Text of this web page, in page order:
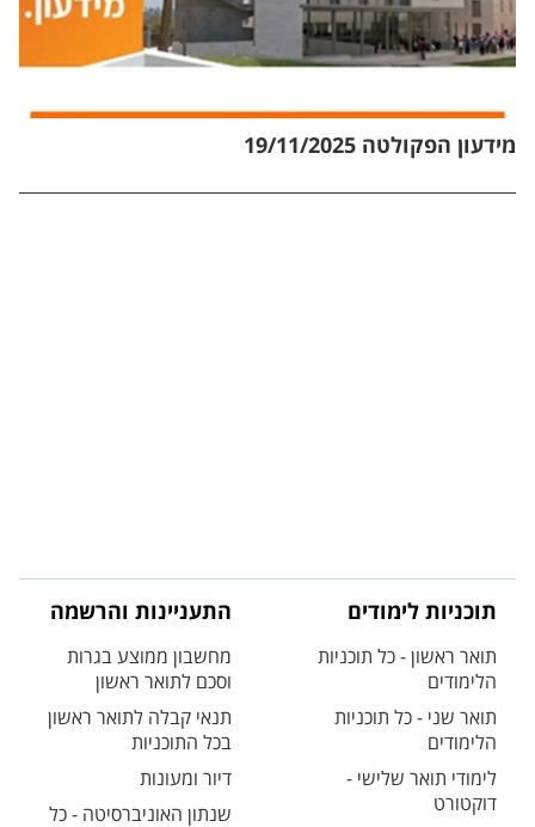
מידעון הפקולטה 19/11/2025
תוכניות לימודים
תואר ראשון - כל תוכניות
הלימודים
תואר שני - כל תוכניות
הלימודים
לימודי תואר שלישי -
דוקטורט
התעניינות והרשמה
מחשבון ממוצע בגרות
וסכם לתואר ראשון
תנאי קבלה לתואר ראשון
בכל התוכניות
דיור ומעונות
שנתון האוניברסיטה - כל